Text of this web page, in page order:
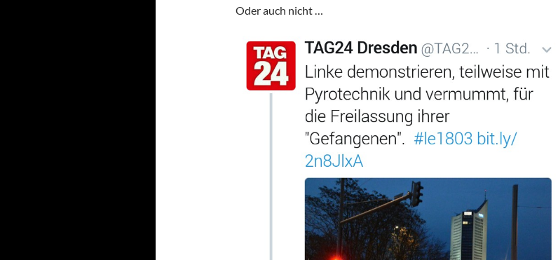
Oder auch nicht …